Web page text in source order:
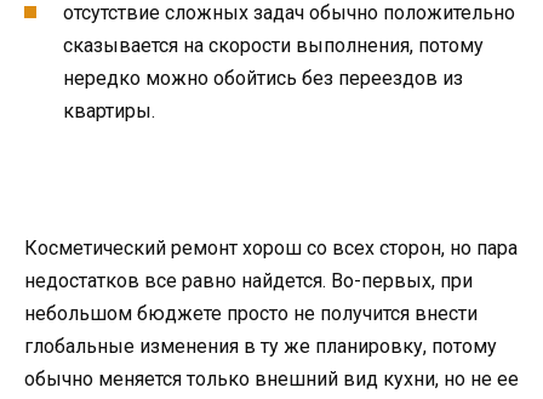
отсутствие сложных задач обычно положительно
сказывается на скорости выполнения, потому
нередко можно обойтись без переездов из
квартиры.
Косметический ремонт хорош со всех сторон, но пара
недостатков все равно найдется. Во-первых, при
небольшом бюджете просто не получится внести
глобальные изменения в ту же планировку, потому
обычно меняется только внешний вид кухни, но не ее